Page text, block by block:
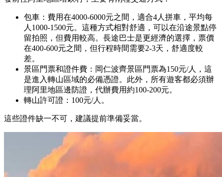
包車：費用在4000-6000元之間，適合4人拼車，平均每
人1000-1500元。這種方式相對舒適，可以在沿途景點停
留拍照，但費用較高。長途巴士是更經濟的選擇，票價
在400-600元之間，但行程時間需要2-3天，舒適度較
差。
景區門票和證件費：岡仁波齊景區門票為150元/人，這
是進入轉山區域的必備憑證。此外，所有遊客都必須辦
理阿里地區邊防證，代辦費用約100-200元。
轉山許可證：100元/人。
這些證件缺一不可，建議提前準備妥當。